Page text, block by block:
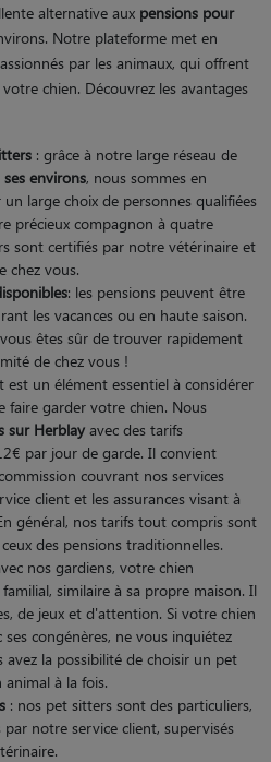
alternative aux pensions pour
Notre plateforme met en
par les animaux, qui offrent
chien. Découvrez les avantages
: grâce à notre large réseau de
environs, nous sommes en
large choix de personnes qualifiées
précieux compagnon à quatre
sont certifiés par notre vétérinaire et
chez vous.
: les pensions peuvent être
les vacances ou en haute saison.
êtes sûr de trouver rapidement
de chez vous !
est un élément essentiel à considérer
faire garder votre chien. Nous
sur Herblay avec des tarifs
par jour de garde. Il convient
couvrant nos services
client et les assurances visant à
général, nos tarifs tout compris sont
des pensions traditionnelles.
nos gardiens, votre chien
similaire à sa propre maison. Il
de jeux et d'attention. Si votre chien
congénères, ne vous inquiétez
avez la possibilité de choisir un pet
à la fois.
: nos pet sitters sont des particuliers,
notre service client, supervisés